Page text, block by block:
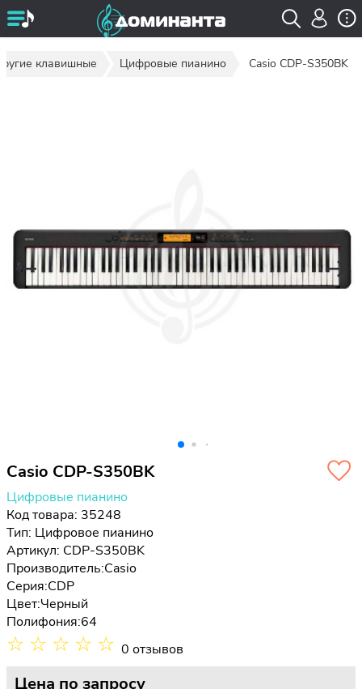
клавишные Цифровые пианино Casio CDP-S350BK
Casio CDP-S350BK
Цифровые пианино
Код товара: 35248
Тип: Цифровое пианино
Артикул: CDP-S350BK
Производитель:Casio
Серия:CDP
Цвет:Черный
Полифония:64
☆ ☆ ☆ ☆ ☆ 0 отзывов
Цена по запросу